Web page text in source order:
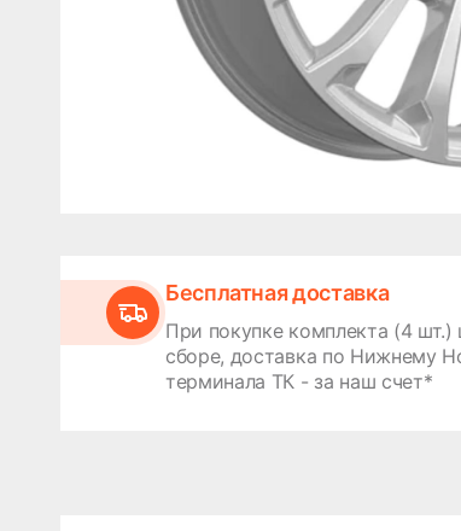
Бесплатная доставка
При покупке комплекта (4
сборе, доставка по Нижнему
терминала ТК - за наш счет*